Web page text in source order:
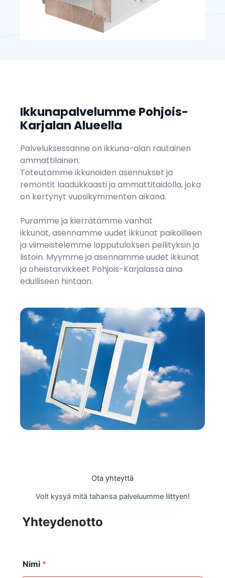
Ikkunapalvelumme Pohjois-
Karjalan Alueella
Palveluksessanne on ikkuna-alan rautainen
ammattilainen.
Toteutamme ikkunoiden asennukset ja
remontit laadukkaasti ja ammattitaidolla, joka
on kertynyt vuosikymmenten aikana.
Puramme ja kierrätämme vanhat
ikkunat, asennamme uudet ikkunat paikoilleen
ja viimeistelemme lopputuloksen pellityksin ja
listoin. Myymme ja asennamme uudet ikkunat
ja oheistarvikkeet Pohjois-Karjalassa aina
edulliseen hintaan.
Ota yhteyttä
Voit kysyä mitä tahansa palveluumme liittyen!
Yhteydenotto
Nimi *